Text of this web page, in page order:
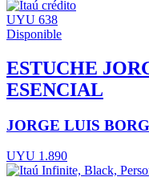
UYU 638
Disponible
ESTUCHE
ESENCIAL
JORGE LUIS
UYU 1.890